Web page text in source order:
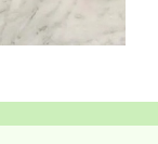
Код:
1122321